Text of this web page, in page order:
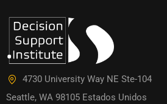
4730 University Way NE Ste-104
Seattle, WA 98105 Estados Unidos